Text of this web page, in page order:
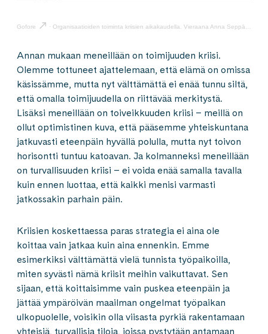
Gofore · Organisaatioiden toiminta kriisien aikakaudella. Vieraana Anna Seppänen
Annan mukaan meneillään on toimijuuden kriisi.
Olemme tottuneet ajattelemaan, että elämä on omissa
käsissämme, mutta nyt välttämättä ei enää tunnu siltä,
että omalla toimijuudella on riittävää merkitystä.
Lisäksi meneillään on toiveikkuuden kriisi – meillä on
ollut optimistinen kuva, että pääsemme yhteiskuntana
jatkuvasti eteenpäin hyvällä polulla, mutta nyt toivon
horisontti tuntuu katoavan. Ja kolmanneksi meneillään
on turvallisuuden kriisi – ei voida enää samalla tavalla
kuin ennen luottaa, että kaikki menisi varmasti
jatkossakin parhain päin.
Kriisien koskettaessa paras strategia ei aina ole
koittaa vain jatkaa kuin aina ennenkin. Emme
esimerkiksi välttämättä vielä tunnista työpaikoilla,
miten syvästi nämä kriisit meihin vaikuttavat. Sen
sijaan, että koittaisimme vain puskea eteenpäin ja
jättää ympäröivän maailman ongelmat työpaikan
ulkopuolelle, voisikin olla viisasta pyrkiä rakentamaan
yhteisiä, turvallisia tiloja, joissa pystytään antamaan